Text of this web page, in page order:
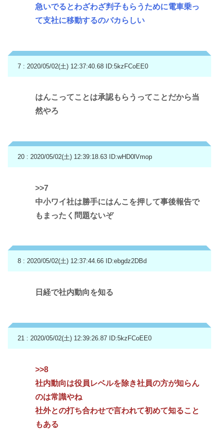
急いでるとわざわざ判子もらうために電車乗っ
て支社に移動するのバカらしい
7 : 2020/05/02(土) 12:37:40.68 ID:5kzFCoEE0
はんこってことは承認もらうってことだから当
然やろ
20 : 2020/05/02(土) 12:39:18.63 ID:wHD0lVmop
>>7
中小ワイ社は勝手にはんこを押して事後報告で
もまったく問題ないぞ
8 : 2020/05/02(土) 12:37:44.66 ID:ebgdz2DBd
日経で社内動向を知る
21 : 2020/05/02(土) 12:39:26.87 ID:5kzFCoEE0
>>8
社内動向は役員レベルを除き社員の方が知らん
のは常識やね
社外との打ち合わせで言われて初めて知ること
もある